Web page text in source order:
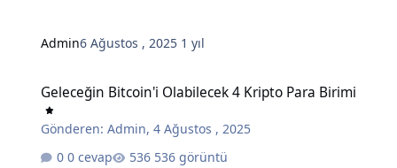
Admin6 Ağustos , 2025 1 yıl
Geleceğin Bitcoin'i Olabilecek 4 Kripto Para Birimi
Gönderen:Admin,4 Ağustos , 2025
0 cevap
536 görüntü